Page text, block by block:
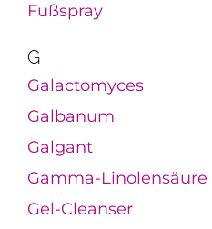
Fußspray
G
Galactomyces
Galbanum
Galgant
Gamma-Linolensäure
Gel-Cleanser